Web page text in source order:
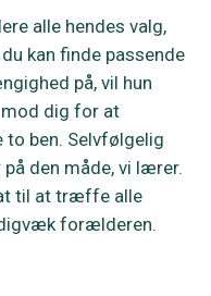
alle hendes valg,
kan finde passende
på, vil hun
dig for at
to ben. Selvfølgelig
den måde, vi lærer.
til at træffe alle
forælderen.